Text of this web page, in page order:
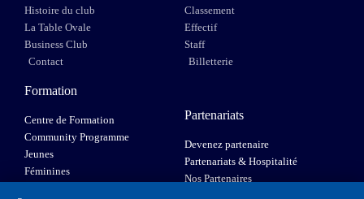
Histoire du club
La Table Ovale
Business Club
Contact
Classement
Effectif
Staff
Billetterie
Formation
Centre de Formation
Community Programme
Jeunes
Féminines
Partenariats
Devenez partenaire
Partenariats & Hospitalité
Nos Partenaires